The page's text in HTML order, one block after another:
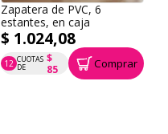
Zapatera de PVC, 6
estantes, en caja
$ 1.024,08
12 CUOTAS
DE
$
85
P.T.F. $ 1.024 Comprar